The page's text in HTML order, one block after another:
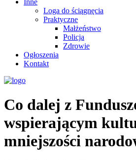
Inne
Loga do ściągnęcia
Praktyczne
Małżeństwo
Policja
Zdrowie
Ogłoszenia
Kontakt
Co dalej z
wspierającym
mniejszości